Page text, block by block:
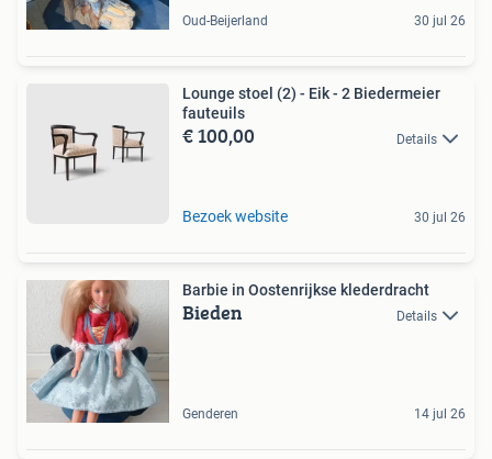
Oud-Beijerland 30 jul 26
Lounge stoel (2) - Eik - 2 Biedermeier
fauteuils
€ 100,00 Details
Bezoek website 30 jul 26
Barbie in Oostenrijkse klederdracht
Bieden Details
Genderen 14 jul 26